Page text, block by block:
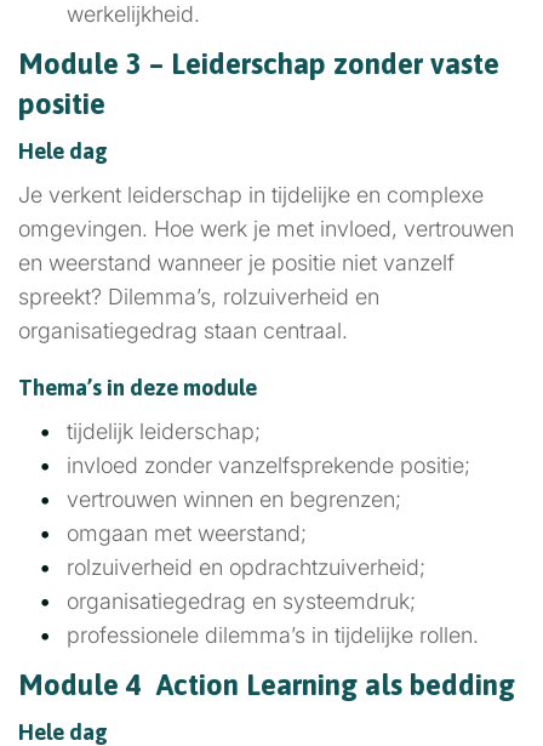
werkelijkheid.
Module 3 – Leiderschap zonder vaste
positie
Hele dag
Je verkent leiderschap in tijdelijke en complexe
omgevingen. Hoe werk je met invloed, vertrouwen
en weerstand wanneer je positie niet vanzelf
spreekt? Dilemma’s, rolzuiverheid en
organisatiegedrag staan centraal.
Thema’s in deze module
tijdelijk leiderschap;
invloed zonder vanzelfsprekende positie;
vertrouwen winnen en begrenzen;
omgaan met weerstand;
rolzuiverheid en opdrachtzuiverheid;
organisatiegedrag en systeemdruk;
professionele dilemma’s in tijdelijke rollen.
Module 4 Action Learning als bedding
Hele dag